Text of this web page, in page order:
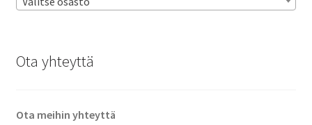
Ota yhteyttä
Ota meihin yhteyttä